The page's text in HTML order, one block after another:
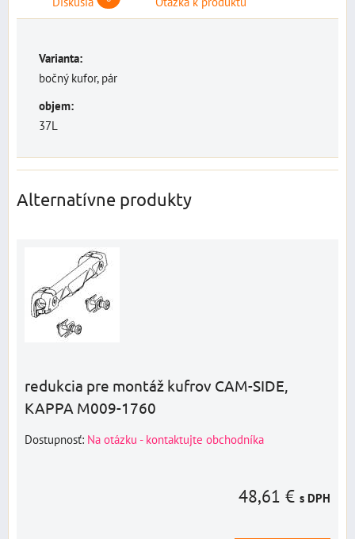
Varianta:
bočný kufor, pár
objem:
37L
Alternatívne produkty
redukcia pre montáž kufrov CAM-SIDE,
KAPPA M009-1760
Dostupnosť: Na otázku - kontaktujte obchodníka
48,61 € s DPH